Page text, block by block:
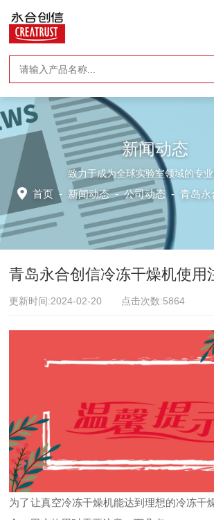
新闻动态
致力于成为全球实验室领域的专
首页 - 新闻动态-公司动态 -青岛永合创
青岛永合创信冷冻干燥机使用
更新时间:2024-02-20 点击次数:5864
为了让真空冷冻干燥机能达到理想的冷冻干